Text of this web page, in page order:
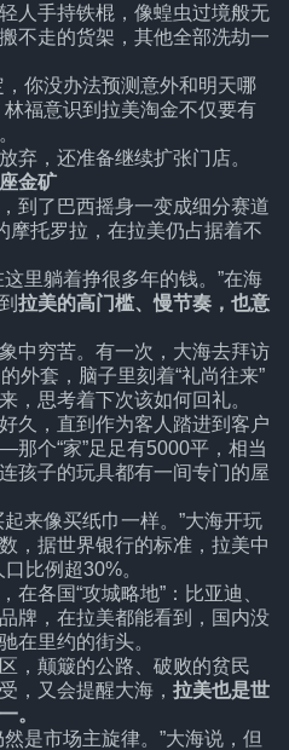
人手持铁棍，像蝗虫过境般无
不走的货架，其他全部洗劫一
你没办法预测意外和明天哪
福意识到拉美淘金不仅要有
弃，还准备继续扩张门店。
金矿
到了巴西摇身一变成细分赛道
摩托罗拉，在拉美仍占据着不
里躺着挣很多年的钱。”在海
拉美的高门槛、慢节奏，也意
中穷苦。有一次，大海去拜访
外套，脑子里刻着“礼尚往来”
，思考着下次该如何回礼。
久，直到作为客人踏进到客户
个“家”足足有5000平，相当
孩子的玩具都有一间专门的屋
来像买纸巾一样。”大海开玩
，据世界银行的标准，拉美中
比例超30%。
各国“攻城略地”：比亚迪、
牌，在拉美都能看到，国内没
在里约的街头。
，颠簸的公路、破败的贫民
，又会提醒大海， 拉美也是世
。
是市场主旋律。”大海说，但